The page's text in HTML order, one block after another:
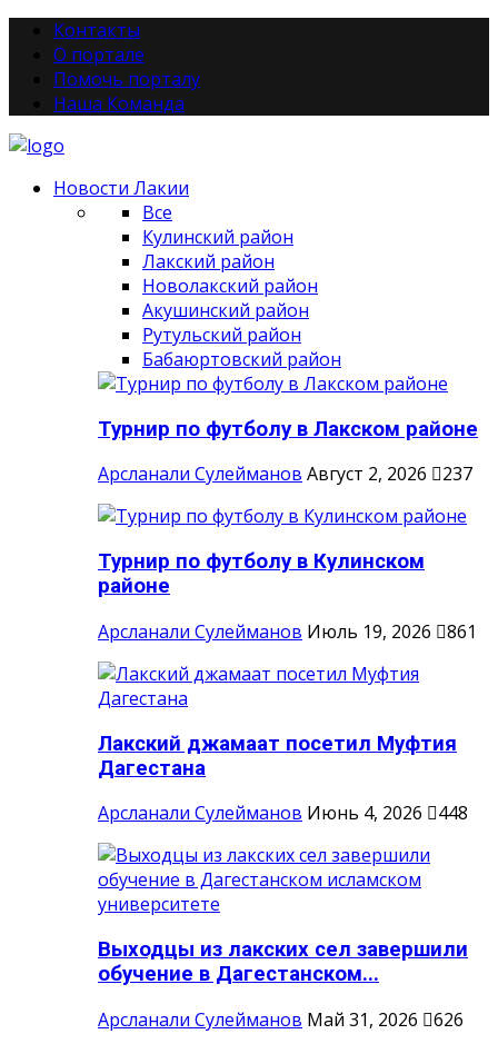
Контакты
О портале
Помочь порталу
Наша Команда
Новости Лакии
Все
Кулинский район
Лакский район
Новолакский район
Акушинский район
Рутульский район
Бабаюртовский район
Турнир по футболу в Лакском районе
Арсланали Сулейманов Август 2, 2026 237
Турнир по футболу в Кулинском
районе
Арсланали Сулейманов Июль 19, 2026 861
Лакский джамаат посетил Муфтия
Дагестана
Арсланали Сулейманов Июнь 4, 2026 448
Выходцы из лакских сел завершили
обучение в Дагестанском...
Арсланали Сулейманов Май 31, 2026 626